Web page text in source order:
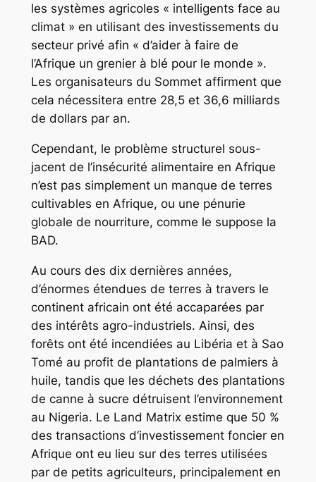
les systèmes agricoles « intelligents face au
climat » en utilisant des investissements du
secteur privé afin « d’aider à faire de
l’Afrique un grenier à blé pour le monde ».
Les organisateurs du Sommet affirment que
cela nécessitera entre 28,5 et 36,6 milliards
de dollars par an.
Cependant, le problème structurel sous-
jacent de l’insécurité alimentaire en Afrique
n’est pas simplement un manque de terres
cultivables en Afrique, ou une pénurie
globale de nourriture, comme le suppose la
BAD.
Au cours des dix dernières années,
d’énormes étendues de terres à travers le
continent africain ont été accaparées par
des intérêts agro-industriels. Ainsi, des
forêts ont été incendiées au Libéria et à Sao
Tomé au profit de plantations de palmiers à
huile, tandis que les déchets des plantations
de canne à sucre détruisent l’environnement
au Nigeria. Le Land Matrix estime que 50 %
des transactions d’investissement foncier en
Afrique ont eu lieu sur des terres utilisées
par de petits agriculteurs, principalement en